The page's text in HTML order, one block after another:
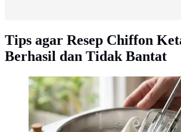
Tips agar Resep Chiffon
Berhasil dan Tidak Bantat